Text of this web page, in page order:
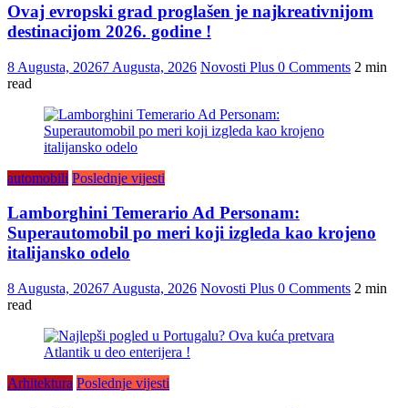
Ovaj evropski grad proglašen je najkreativnijom
destinacijom 2026. godine !
8 Augusta, 20267 Augusta, 2026 Novosti Plus 0 Comments 2 min
read
automobili Poslednje vijesti
Lamborghini Temerario Ad Personam:
Superautomobil po meri koji izgleda kao krojeno
italijansko odelo
8 Augusta, 20267 Augusta, 2026 Novosti Plus 0 Comments 2 min
read
Arhitektura Poslednje vijesti